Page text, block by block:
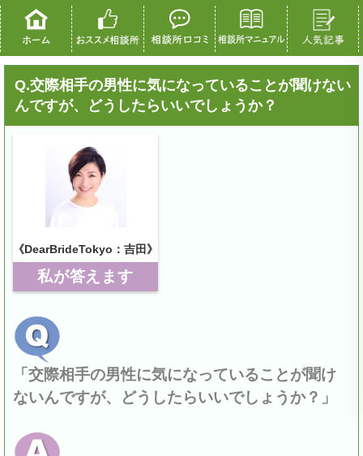
Q.交際相手の男性に気になっていることが聞けない
んですが、どうしたらいいでしょうか？
《DearBrideTokyo：吉田》
私が答えます
「交際相手の男性に気になっていることが聞け
ないんですが、どうしたらいいでしょうか？」